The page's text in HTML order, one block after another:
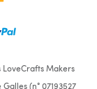
Makers
(n° 07193527